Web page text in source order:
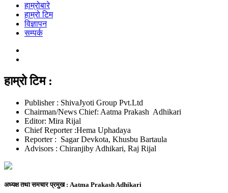
हाम्रोबारे
हाम्रो टिम
विज्ञापन
सम्पर्क
हाम्रो टिम :
Publisher : ShivaJyoti Group Pvt.Ltd
Chairman/News Chief: Aatma Prakash Adhikari
Editor: Mira Rijal
Chief Reporter :Hema Uphadaya
Reporter : Sagar Devkota, Khusbu Bartaula
Advisors : Chiranjiby Adhikari, Raj Rijal
अध्यक्ष तथा समचार प्रमुख : Aatma Prakash Adhikari